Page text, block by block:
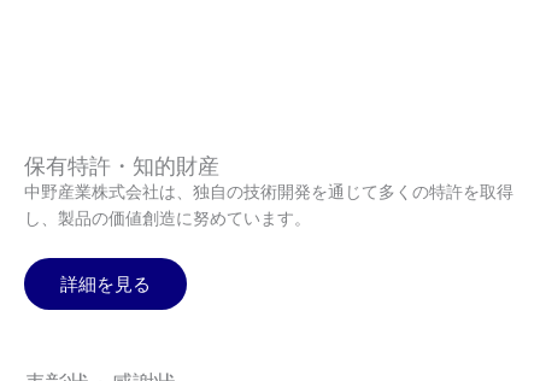
保有特許・知的財産
中野産業株式会社は、独自の技術開発を通じて多くの特許を取得
し、製品の価値創造に努めています。
詳細を見る